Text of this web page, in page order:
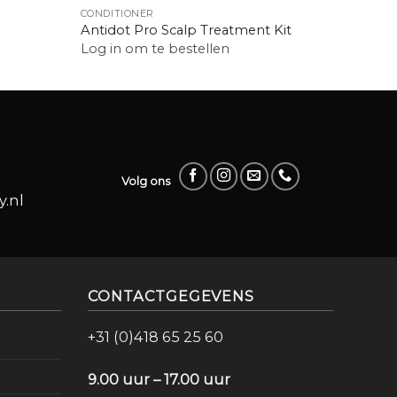
CONDITIONER
Antidot Pro Scalp Treatment Kit
Log in om te bestellen
Volg ons
CONTACTGEGEVENS
+31 (0)418 65 25 60
9.00 uur – 17.00 uur